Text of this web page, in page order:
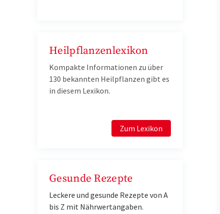
Heilpflanzenlexikon
Kompakte Informationen zu über
130 bekannten Heilpflanzen gibt es
in diesem Lexikon.
Zum Lexikon
Gesunde Rezepte
Leckere und gesunde Rezepte von A
bis Z mit Nährwertangaben.